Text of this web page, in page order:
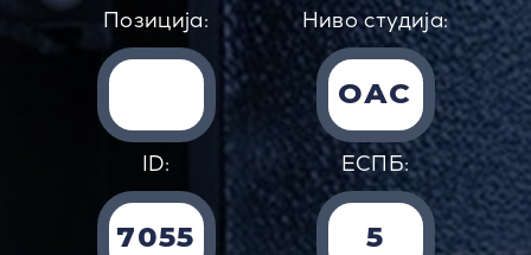
Позиција: Ниво студија:
ОАС
ID:
7055
EСПБ:
5